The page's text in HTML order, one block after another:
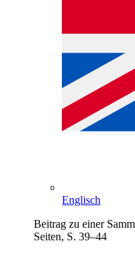
Englisch
Beitrag zu einer
Seiten, S. 39–44